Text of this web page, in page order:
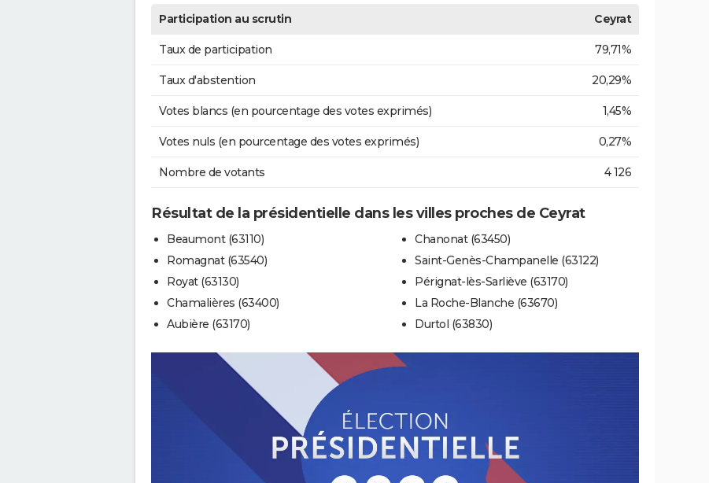
Participation au scrutin Ceyrat
Taux de participation 79,71%
Taux d'abstention 20,29%
Votes blancs (en pourcentage des votes exprimés) 1,45%
Votes nuls (en pourcentage des votes exprimés) 0,27%
Nombre de votants 4 126
Résultat de la présidentielle dans les villes proches de Ceyrat
Beaumont (63110)
Romagnat (63540)
Royat (63130)
Chamalières (63400)
Aubière (63170)
Chanonat (63450)
Saint-Genès-Champanelle (63122)
Pérignat-lès-Sarliève (63170)
La Roche-Blanche (63670)
Durtol (63830)